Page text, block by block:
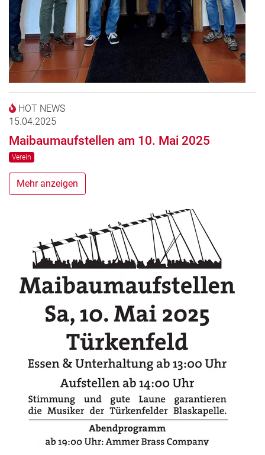
HOT NEWS
15.04.2025
Maibaumaufstellen am 10. Mai 2025
Verein
Mehr anzeigen